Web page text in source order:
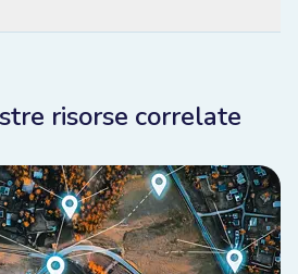
risorse correlate